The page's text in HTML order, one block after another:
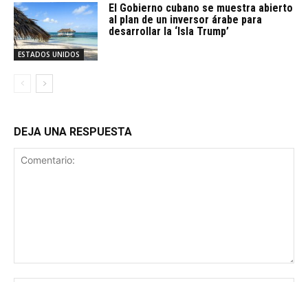
ESTADOS UNIDOS
El Gobierno cubano se muestra abierto
al plan de un inversor árabe para
desarrollar la ‘Isla Trump’
DEJA UNA RESPUESTA